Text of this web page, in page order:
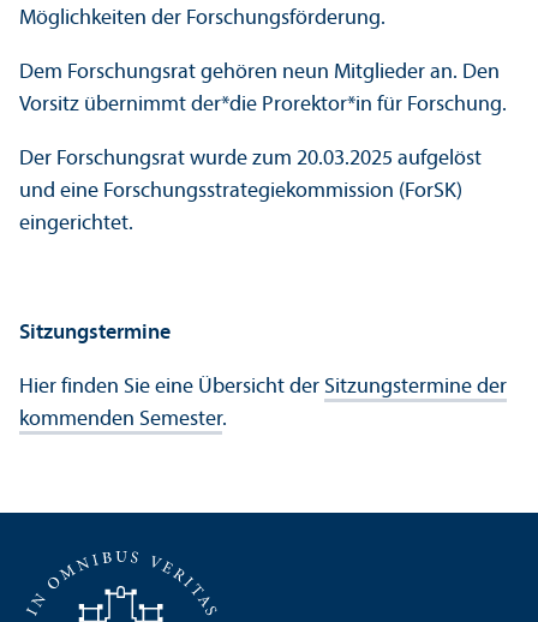
Möglichkeiten der Forschungs­förderung.
Dem Forschungs­rat gehören neun Mitglieder an. Den
Vorsitz übernimmt der*die Prorektor*in für Forschung.
Der Forschungs­rat wurde zum 20.03.2025 aufgelöst
und eine Forschungs­strategie­kommission (ForSK)
eingerichtet.
Sitzungs­termine
Hier finden Sie eine Über­sicht der Sitzungs­termine der
kommenden Semester.